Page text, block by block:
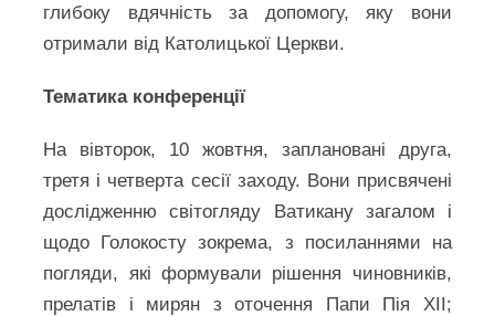
глибоку вдячність за допомогу, яку вони
отримали від Католицької Церкви.
Тематика конференції
На вівторок, 10 жовтня, заплановані друга,
третя і четверта сесії заходу. Вони присвячені
дослідженню світогляду Ватикану загалом і
щодо Голокосту зокрема, з посиланнями на
погляди, які формували рішення чиновників,
прелатів і мирян з оточення Папи Пія ХІІ;